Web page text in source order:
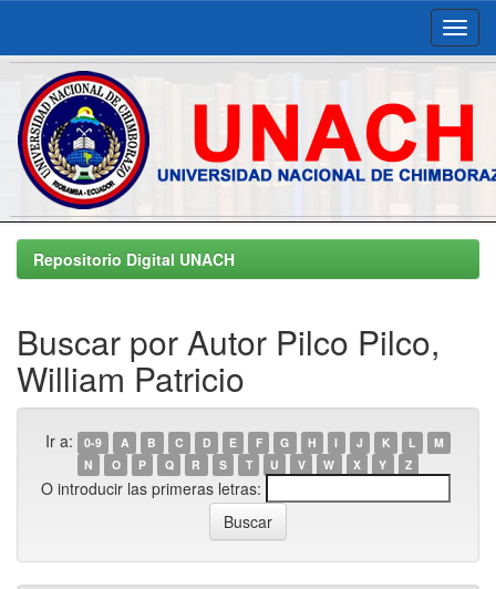
Skip
navigationRepositorio Digital UNACH
Buscar por Autor Pilco Pilco,
William Patricio
Ir a: 0-9 A B C D E F G H I J K L
M
N
O P Q R S T U V W X Y Z
O introducir las primeras letras: